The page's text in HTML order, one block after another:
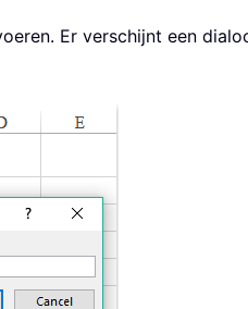
Er verschijnt een